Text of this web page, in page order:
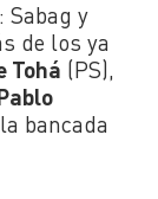
Sabag y
de los ya
Tohá (PS),
bancada